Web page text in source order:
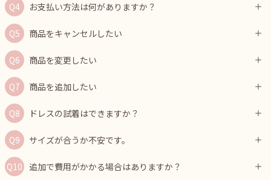
お支払い方法は何がありますか？
商品をキャンセルしたい
商品を変更したい
商品を追加したい
ドレスの試着はできますか？
サイズが合うか不安です。
追加で費用がかかる場合はありますか？